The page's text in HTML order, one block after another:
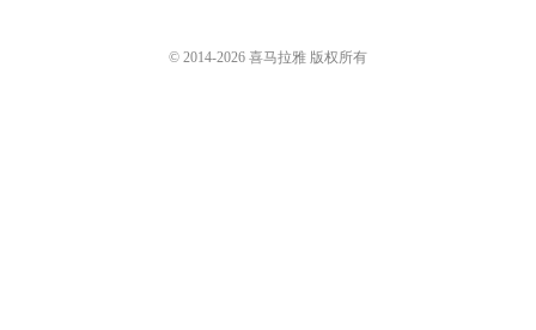
© 2014-2026 喜马拉雅 版权所有